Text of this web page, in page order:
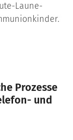
Laune-
Prozesse
und